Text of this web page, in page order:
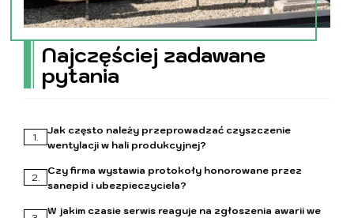
Najczęściej zadawane
pytania
1.
Jak często należy przeprowadzać czyszczenie
wentylacji w hali produkcyjnej?
przepisów, w przemyśle standardem są przeglądy co pół
roku. Przestrzeganie tego terminu nie tylko zapewnia
zgodność z normami, ale przede wszystkim chroni zdrowie
2.
Czy firma wystawia protokoły honorowane przez
sanepid i ubezpieczyciela?
W jakim czasie serwis reaguje na zgłoszenia awarii we